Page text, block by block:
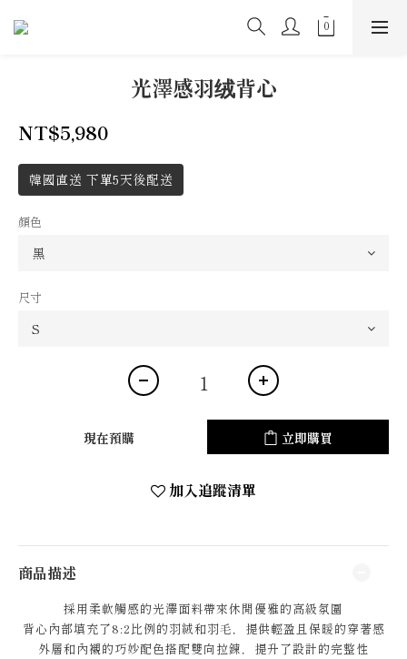
光澤感羽绒背心
NT$5,980
韓國直送 下單5天後配送
顏色
尺寸
現在預購 立即購買
加入追蹤清單
商品描述
採用柔軟觸感的光澤面料帶來休閒優雅的高級氛圍
背心內部填充了8:2比例的羽絨和羽毛，提供輕盈且保暖的穿著感
外層和內襯的巧妙配色搭配雙向拉鍊，提升了設計的完整性